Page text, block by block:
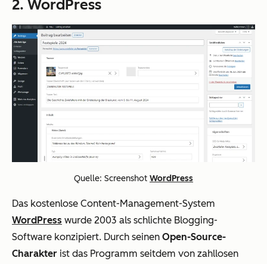
2. WordPress
Quelle: Screenshot WordPress
Das kostenlose Content-Management-System
WordPress wurde 2003 als schlichte Blogging-
Software konzipiert. Durch seinen Open-Source-
Charakter ist das Programm seitdem von zahllosen